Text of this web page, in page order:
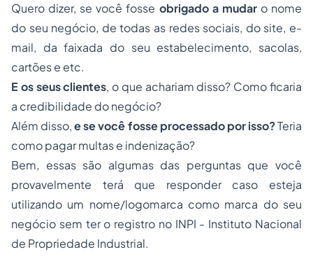
Quero dizer, se você fosse obrigado a mudaro nome
do seu negócio, de todas as redes sociais, do site, e-
mail, da faixada do seu estabelecimento, sacolas,
cartões e etc.
E os seus clientes, o que achariam disso? Como ficaria
a credibilidade do negócio?
Além disso,e se você fosse processado por isso?Teria
como pagar multas e indenização?
Bem, essas são algumas das perguntas que você
provavelmente terá que responder caso esteja
utilizando um nome/logomarca como marca do seu
negócio sem ter o registro no INPI - Instituto Nacional
de Propriedade Industrial.